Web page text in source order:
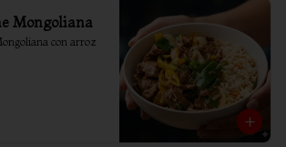
Mongoliana
con arroz